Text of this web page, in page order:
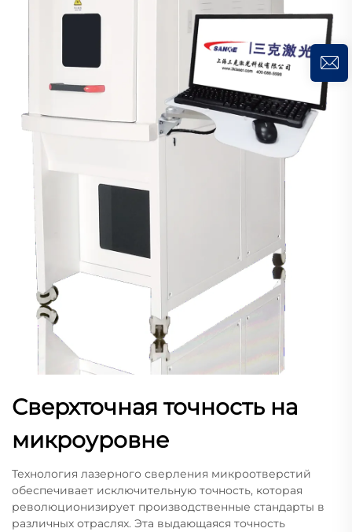
Сверхточная точность на
микроуровне
Технология лазерного сверления микроотверстий
обеспечивает исключительную точность, которая
революционизирует производственные стандарты в
различных отраслях. Эта выдающаяся точность